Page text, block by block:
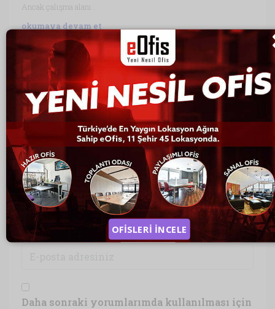
Ancak çalışma alanı...
okumaya devam et
tarafından Mustafa ÇELİK
Tartışmaya Katıl
Daha sonraki yorumlarımda kullanılması için
OFİSLERİ İNCELE